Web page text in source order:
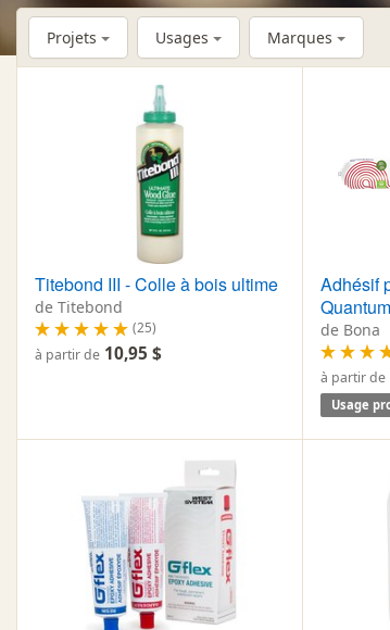
Projets Usages Marques
Titebond III - Colle à bois ultime
de Titebond
(25)
à partir de 10,95 $
Adhésif
de Bona
à partir de
Usage